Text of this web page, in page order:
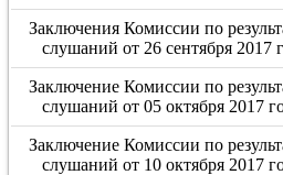
Заключения Комиссии по
слушаний от 26 сентября 2017
Заключение Комиссии по
слушаний от 05 октября 2017
Заключение Комиссии по
слушаний от 10 октября 2017